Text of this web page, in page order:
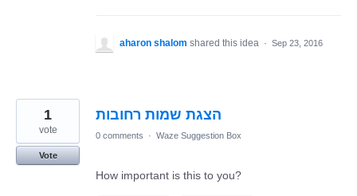
aharon shalom shared this idea · Sep 23, 2016
הצגת שמות רחובות 1
vote
Vote
0 comments · Waze Suggestion Box
How important is this to you?